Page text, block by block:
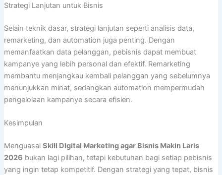
Strategi Lanjutan untuk Bisnis
Selain teknik dasar, strategi lanjutan seperti analisis data,
remarketing, dan automation juga penting. Dengan
memanfaatkan data pelanggan, pebisnis dapat membuat
kampanye yang lebih personal dan efektif. Remarketing
membantu menjangkau kembali pelanggan yang sebelumnya
menunjukkan minat, sedangkan automation mempermudah
pengelolaan kampanye secara efisien.
Kesimpulan
Menguasai Skill Digital Marketing agar Bisnis Makin Laris
2026 bukan lagi pilihan, tetapi kebutuhan bagi setiap pebisnis
yang ingin tetap kompetitif. Dengan strategi yang tepat, bisnis